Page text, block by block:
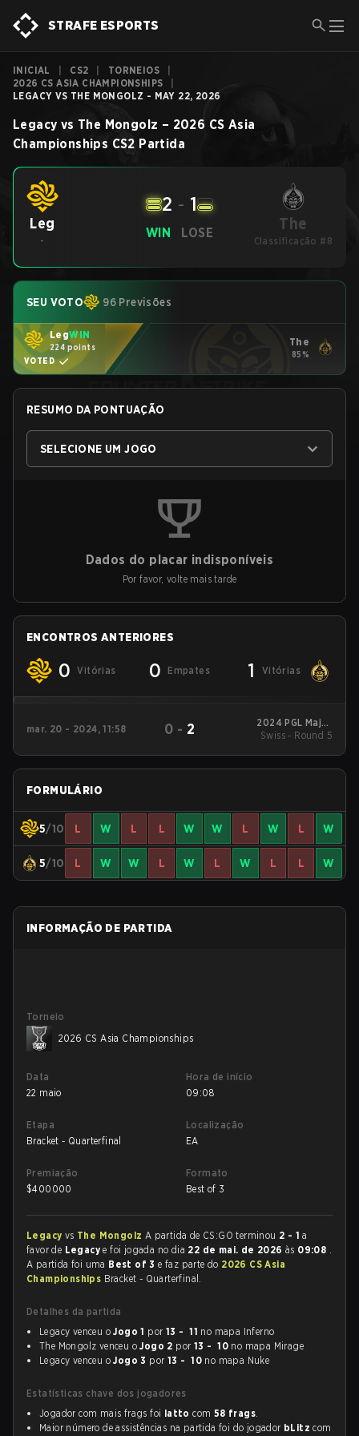
STRAFE ESPORTS
INICIAL CS2 TORNEIOS
2026 CS ASIA CHAMPIONSHIPS
LEGACY VS THE MONGOLZ - MAY 22, 2026
Legacy vs The Mongolz – 2026 CS Asia
Championships CS2 Partida
Leg
-
WIN
2 - 1
LOSE The
Classificação #8
SEU VOTO 96 Previsões
LegWIN
224 points
VOTED
The
85%
RESUMO DA PONTUAÇÃO
SELECIONE UM JOGO
Dados do placar indisponíveis
Por favor, volte mais tarde
ENCONTROS ANTERIORES
0 Vitórias 0 Empates 1 Vitórias
mar. 20 - 2024, 11:58 0 - 2
2024 PGL Major
Copenhagen
Swiss - Round 5
FORMULÁRIO
5/10 L W L L W W L W L W
5/10 L W W L W L W L L W
INFORMAÇÃO DE PARTIDA
Torneio
2026 CS Asia Championships
Data
22 maio
Hora de início
09:08
Etapa
Bracket - Quarterfinal
Localização
EA
Premiação
$400000
Formato
Best of 3
Legacy vs The Mongolz A partida de CS:GO terminou 2 - 1 a
favor de Legacye foi jogada no dia 22 de mai. de 2026às 09:08 .
A partida foi uma Best of 3e faz parte do 2026 CS Asia
Championships Bracket - Quarterfinal.
Detalhes da partida
Legacy venceu oJogo 1 por 13 - 11 no mapa Inferno
The Mongolz venceu oJogo 2 por 13 - 10 no mapa Mirage
Legacy venceu oJogo 3 por 13 - 10 no mapa Nuke
Estatísticas chave dos jogadores
Jogador com mais frags foi latto com 58 frags.
Maior número de assistências na partida foi do jogador bLitz com